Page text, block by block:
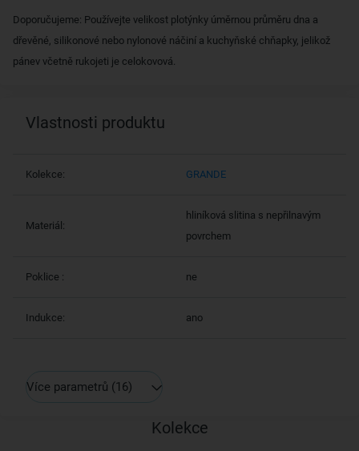
Doporučujeme: Používejte velikost plotýnky úměrnou průměru dna a
dřevěné, silikonové nebo nylonové náčiní a kuchyňské chňapky, jelikož
pánev včetně rukojeti je celokovová.
Vlastnosti produktu
Kolekce: GRANDE
Materiál:
hliníková slitina s nepřilnavým
povrchem
Poklice : ne
Indukce: ano
Více parametrů (16)
Kolekce